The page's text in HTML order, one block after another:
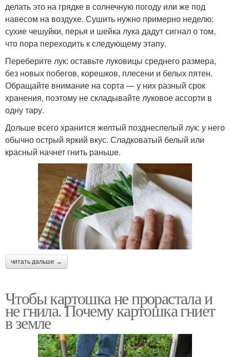
делать это на грядке в солнечную погоду или же под
навесом на воздухе. Сушить нужно примерно неделю:
сухие чешуйки, перья и шейка лука дадут сигнал о том,
что пора переходить к следующему этапу.
Переберите лук: оставьте луковицы среднего размера,
без новых побегов, корешков, плесени и белых пятен.
Обращайте внимание на сорта — у них разный срок
хранения, поэтому не складывайте луковое ассорти в
одну тару.
Дольше всего хранится желтый позднеспелый лук: у него
обычно острый яркий вкус. Сладковатый белый или
красный начнет гнить раньше.
читать дальше →
Чтобы картошка не прорастала и
не гнила. Почему картошка гниет
в земле